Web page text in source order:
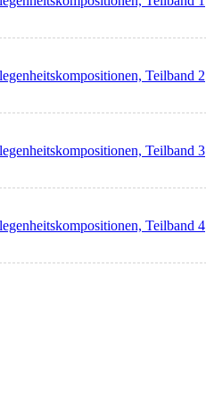
Teilband 2
Teilband 3
Teilband 4